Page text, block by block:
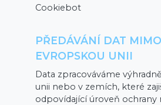
Cookiebot
PŘEDÁVÁNÍ DAT MIMO
EVROPSKOU UNII
Data zpracováváme
unii nebo v zemích, které
odpovídající úroveň ochrany